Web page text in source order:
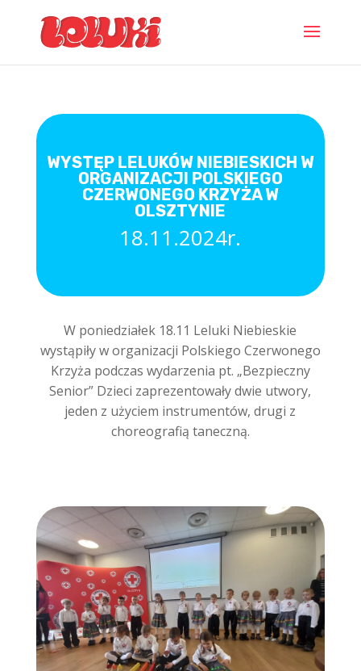
WYSTĘP LELUKÓW NIEBIESKICH W
ORGANIZACJI POLSKIEGO
CZERWONEGO KRZYŻA W
OLSZTYNIE
18.11.2024r.
W poniedziałek 18.11 Leluki Niebieskie
wystąpiły w organizacji Polskiego Czerwonego
Krzyża podczas wydarzenia pt. „Bezpieczny
Senior” Dzieci zaprezentowały dwie utwory,
jeden z użyciem instrumentów, drugi z
choreografią taneczną.